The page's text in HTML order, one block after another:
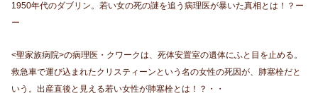
1950年代のダブリン。若い女の死の謎を追う病理医が暴いた真相とは！？ー
ー
<聖家族病院>の病理医・クワークは、死体安置室の遺体にふと目を止める。
救急車で運び込まれたクリスティーンという名の女性の死因が、肺塞栓だと
いう。出産直後と見える若い女性が肺塞栓とは！？・・